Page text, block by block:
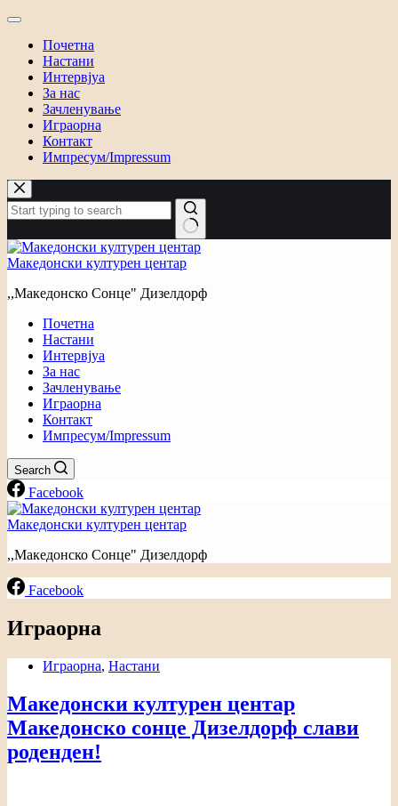
Почетна
Настани
Интервјуа
За нас
Зачленување
Играорна
Контакт
Импресум/Impressum
Skip
to
content
No
results
Македонски културен центар
,,Македонско Сонце" Дизелдорф
Почетна
Настани
Интервјуа
За нас
Зачленување
Играорна
Контакт
Импресум/Impressum
Search
Facebook
Македонски културен центар
,,Македонско Сонце" Дизелдорф
Facebook
Играорна
Играорна, Настани
Македонски културен центар
Македонско сонце Дизелдорф слави
роденден!